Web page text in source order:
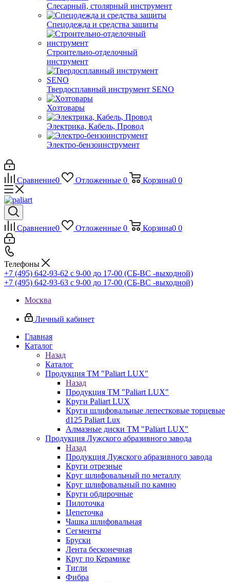
Слесарный, столярный инструмент
Спецодежда и средства защиты
Строительно-отделочный
инструмент
Твердосплавный инструмент SENO
Хозтовары
Электрика, Кабель, Провод
Электро-бензоинструмент
Сравнение0 Отложенные 0 Корзина0 0
Сравнение0 Отложенные 0 Корзина0 0
Телефоны
+7 (495) 642-93-62 c 9-00 до 17-00 (СБ-ВС -выходной)
+7 (495) 642-93-63 c 9-00 до 17-00 (СБ-ВС -выходной)
Москва
Личный кабинет
Главная
Каталог
Назад
Каталог
Продукция ТМ "Paliart LUX"
Назад
Продукция ТМ "Paliart LUX"
Круги Paliart LUX
Круги шлифовальные лепестковые торцевые
d125 Paliart Lux
Алмазные диски ТМ "Paliart LUX"
Продукция Лужского абразивного завода
Назад
Продукция Лужского абразивного завода
Круги отрезные
Круг шлифовальный по металлу
Круг шлифовальный по камню
Круги обдирочные
Пилоточка
Цепеточка
Чашка шлифовальная
Сегменты
Бруски
Лента бесконечная
Круг по Керамике
Тигли
Фибра